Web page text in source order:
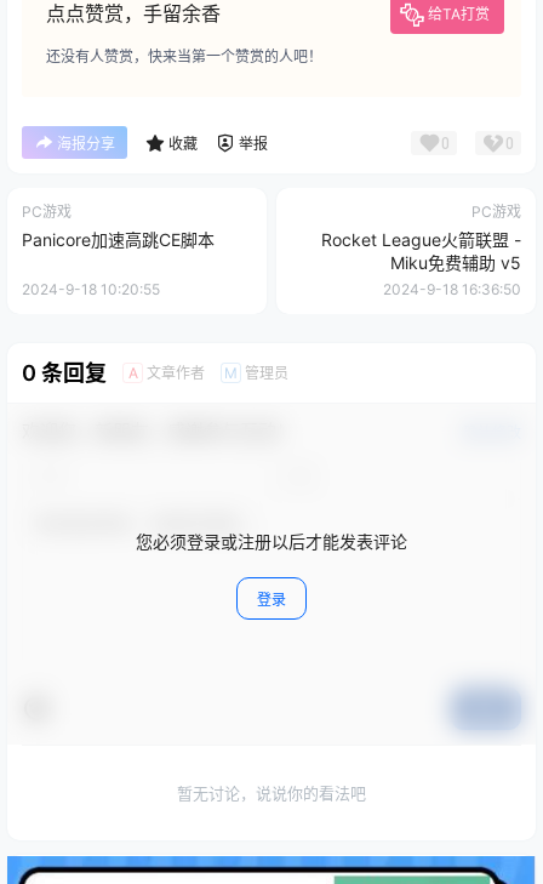
点点赞赏，手留余香 给TA打赏
还没有人赞赏，快来当第一个赞赏的人吧！
海报分享 收藏 举报 0 0
PC游戏
Panicore加速高跳CE脚本
2024-9-18 10:20:55
PC游戏
Rocket League火箭联盟 -
Miku免费辅助 v5
2024-9-18 16:36:50
0 条回复 A 文章作者 M 管理员
您必须登录或注册以后才能发表评论
登录
暂无讨论，说说你的看法吧